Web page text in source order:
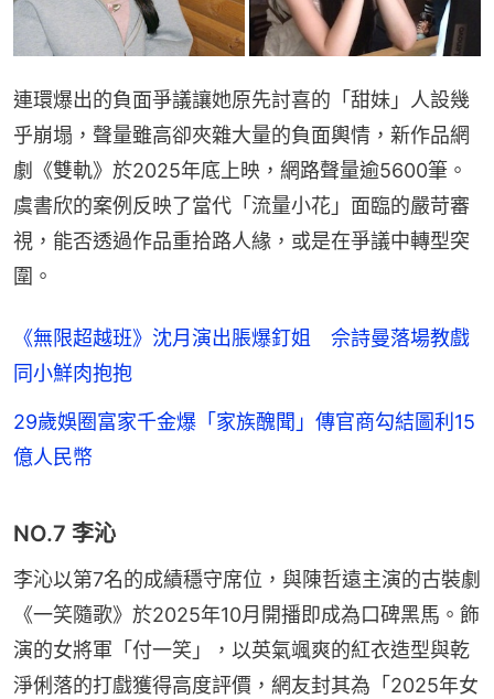
連環爆出的負面爭議讓她原先討喜的「甜妹」人設幾
乎崩塌，聲量雖高卻夾雜大量的負面輿情，新作品網
劇《雙軌》於2025年底上映，網路聲量逾5600筆。
虞書欣的案例反映了當代「流量小花」面臨的嚴苛審
視，能否透過作品重拾路人緣，或是在爭議中轉型突
圍。
《無限超越班》沈月演出脹爆釘姐 佘詩曼落場教戲
同小鮮肉抱抱
29歲娛圈富家千金爆「家族醜聞」傳官商勾結圖利15
億人民幣
NO.7 李沁
李沁以第7名的成績穩守席位，與陳哲遠主演的古裝劇
《一笑隨歌》於2025年10月開播即成為口碑黑馬。飾
演的女將軍「付一笑」，以英氣颯爽的紅衣造型與乾
淨俐落的打戲獲得高度評價，網友封其為「2025年女